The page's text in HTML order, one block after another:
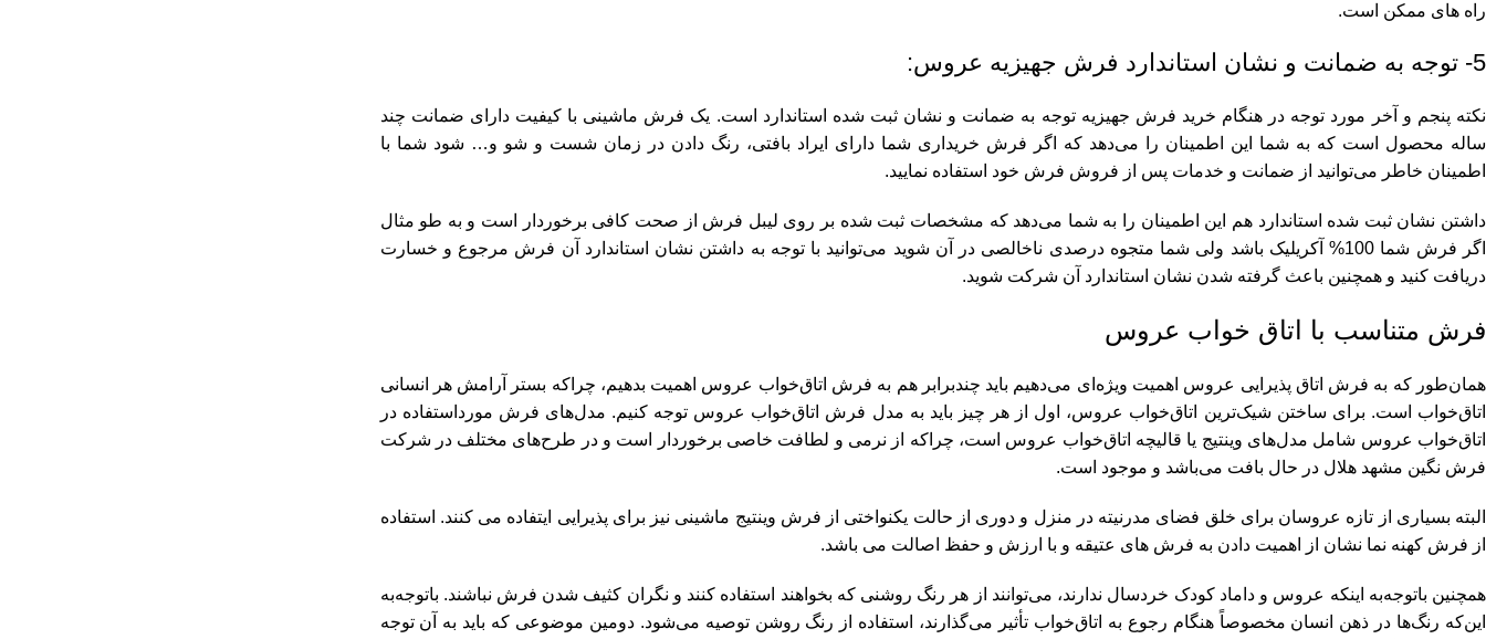
راه های ممکن است.
5- توجه به ضمانت و نشان استاندارد فرش جهیزیه عروس:
نکته پنجم و آخر مورد توجه در هنگام خرید فرش جهیزیه توجه به ضمانت و نشان ثبت شده استاندارد است. یک فرش ماشینی با کیفیت دارای ضمانت چند
ساله محصول است که به شما این اطمینان را می‌دهد که اگر فرش خریداری شما دارای ایراد بافتی، رنگ دادن در زمان شست و شو و… شود شما با
اطمینان خاطر می‌توانید از ضمانت و خدمات پس از فروش فرش خود استفاده نمایید.
داشتن نشان ثبت شده استاندارد هم این اطمینان را به شما می‌دهد که مشخصات ثبت شده بر روی لیبل فرش از صحت کافی برخوردار است و به طو مثال
اگر فرش شما 100% آکریلیک باشد ولی شما متجوه درصدی ناخالصی در آن شوید می‌توانید با توجه به داشتن نشان استاندارد آن فرش مرجوع و خسارت
دریافت کنید و همچنین باعث گرفته شدن نشان استاندارد آن شرکت شوید.
فرش متناسب با اتاق خواب عروس
همان‌طور که به فرش اتاق پذیرایی عروس اهمیت ویژه‌ای می‌دهیم باید چندبرابر هم به فرش اتاق‌خواب عروس اهمیت بدهیم، چراکه بستر آرامش هر انسانی
اتاق‌خواب است. برای ساختن شیک‌ترین اتاق‌خواب عروس، اول از هر چیز باید به مدل فرش اتاق‌خواب عروس توجه کنیم. مدل‌های فرش مورداستفاده در
اتاق‌خواب عروس شامل مدل‌های وینتیج یا قالیچه اتاق‌خواب عروس است، چراکه از نرمی و لطافت خاصی برخوردار است و در طرح‌های مختلف در شرکت
فرش نگین مشهد هلال در حال بافت می‌باشد و موجود است.
البته بسیاری از تازه عروسان برای خلق فضای مدرنیته در منزل و دوری از حالت یکنواختی از فرش وینتیج ماشینی نیز برای پذیرایی ایتفاده می کنند. استفاده
از فرش کهنه نما نشان از اهمیت دادن به فرش های عتیقه و با ارزش و حفظ اصالت می باشد.
همچنین باتوجه‌به اینکه عروس و داماد کودک خردسال ندارند، می‌توانند از هر رنگ روشنی که بخواهند استفاده کنند و نگران کثیف شدن فرش نباشند. باتوجه‌به
این‌که رنگ‌ها در ذهن انسان مخصوصاً هنگام رجوع به اتاق‌خواب تأثیر می‌گذارند، استفاده از رنگ روشن توصیه می‌شود. دومین موضوعی که باید به آن توجه